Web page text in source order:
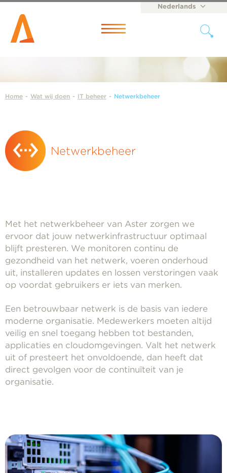
Nederlands
Menu
Home - Wat wij doen - IT beheer - Netwerkbeheer
Netwerkbeheer
Met het netwerkbeheer van Aster zorgen we
ervoor dat jouw netwerkinfrastructuur optimaal
blijft presteren. We monitoren continu de
gezondheid van het netwerk, voeren onderhoud
uit, installeren updates en lossen verstoringen vaak
op voordat gebruikers er iets van merken.
Een betrouwbaar netwerk is de basis van iedere
moderne organisatie. Medewerkers moeten altijd
veilig en snel toegang hebben tot bestanden,
applicaties en cloudomgevingen. Valt het netwerk
uit of presteert het onvoldoende, dan heeft dat
direct gevolgen voor de continuïteit van je
organisatie.